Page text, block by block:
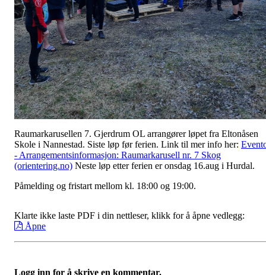
Raumarkarusellen 7. Gjerdrum OL arrangører løpet fra Eltonåsen
Skole i Nannestad. Siste løp før ferien. Link til mer info her:
- Arrangementsinformasjon: Raumarkarusell nr. 7 Skog
(orientering.no) Neste løp etter ferien er onsdag 16.aug i Hurdal.
Påmelding og fristart mellom kl. 18:00 og 19:00.
Klarte ikke laste PDF i din nettleser, klikk for å åpne vedlegg:
Åpne
Logg inn for å skrive en kommentar.